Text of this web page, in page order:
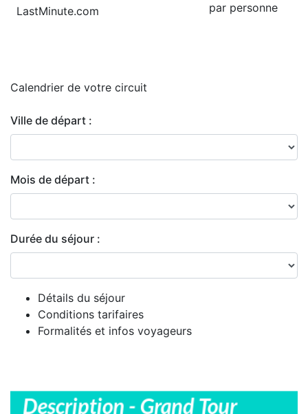
par personne
LastMinute.com
Calendrier de votre circuit
Ville de départ :
Mois de départ :
Durée du séjour :
Détails du séjour
Conditions tarifaires
Formalités et infos voyageurs